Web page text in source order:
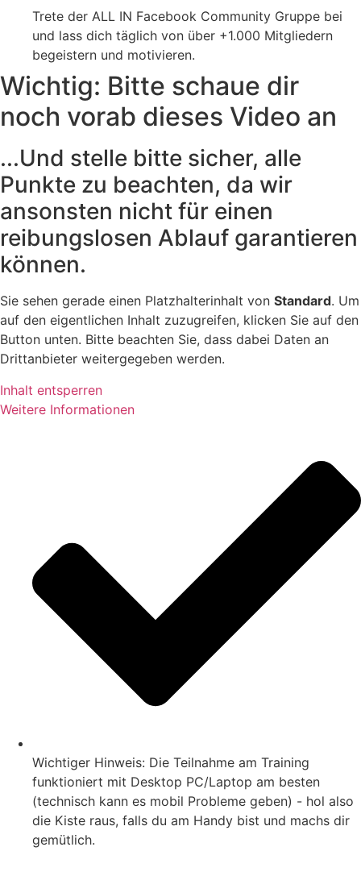
Trete der ALL IN Facebook Community Gruppe bei
und lass dich täglich von über +1.000 Mitgliedern
begeistern und motivieren.
Wichtig: Bitte schaue dir
noch vorab dieses Video an
...Und stelle bitte sicher, alle
Punkte zu beachten, da wir
ansonsten nicht für einen
reibungslosen Ablauf garantieren
können.
Sie sehen gerade einen Platzhalterinhalt von Standard. Um
auf den eigentlichen Inhalt zuzugreifen, klicken Sie auf den
Button unten. Bitte beachten Sie, dass dabei Daten an
Drittanbieter weitergegeben werden.
Inhalt entsperren
Weitere Informationen
Wichtiger Hinweis: Die Teilnahme am Training
funktioniert mit Desktop PC/Laptop am besten
(technisch kann es mobil Probleme geben) - hol also
die Kiste raus, falls du am Handy bist und machs dir
gemütlich.